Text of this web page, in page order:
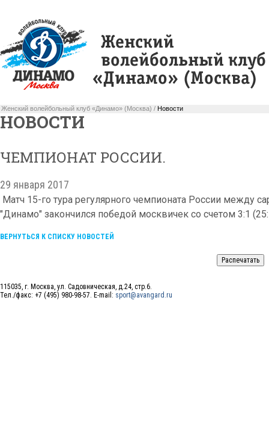
Женский волейбольный клуб «Динамо» (Москва) / Новости
НОВОСТИ
ЧЕМПИОНАТ РОССИИ.
29 января 2017
Матч 15-го тура регулярного чемпионата России между
"Динамо" закончился победой москвичек со счетом 3:1
ВЕРНУТЬСЯ К СПИСКУ НОВОСТЕЙ
115035, г. Москва, ул. Садовническая, д.24, стр.6.
Тел./факс: +7 (495) 980-98-57. E-mail: sport@avangard.ru